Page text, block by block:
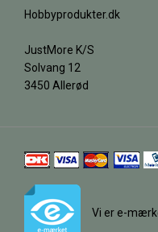
Hobbyprodukter.dk
JustMore K/S
Solvang 12
3450 Allerød
Vi er e-